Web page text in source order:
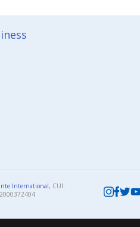
International, CUI: